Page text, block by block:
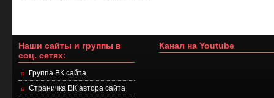
Наши сайты и группы в
соц. сетях:
Группа ВК сайта
Страничка ВК автора сайта
Канал на Youtube